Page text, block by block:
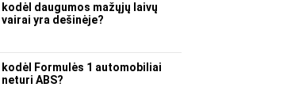
kodėl daugumos mažųjų laivų
vairai yra dešinėje?
kodėl Formulės 1 automobiliai
neturi ABS?